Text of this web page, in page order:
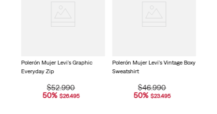
Polerón Mujer Levi's Graphic
Everyday Zip
$52.990
50% $26.495
Polerón Mujer Levi's Vintage Boxy
Sweatshirt
$46.990
50% $23.495